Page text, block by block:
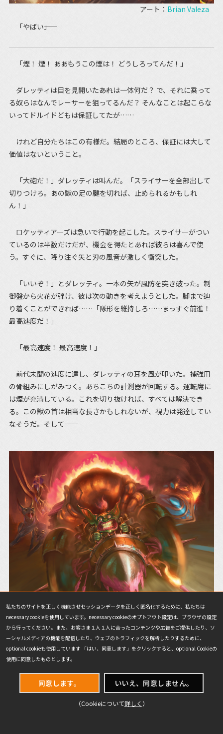
アート： Brian Valeza
「やばい――」
「煙！ 煙！ ああもうこの煙は！ どうしろってんだ！」
ダレッティは目を見開いた――あれは一体何だ？ で、それに乗って
る奴らはなんでレーサーを狙ってるんだ？ そんなことは起こらな
いってドルイドどもは保証してたが……
けれど自分たちはこの有様だ。結局のところ、保証には大して
価値はないということ。
「大砲だ！」ダレッティは叫んだ。「スライサーを全部出して
切りつけろ。あの獣の足の腱を切れば、止められるかもしれ
ん！」
ロケッティアーズは急いで行動を起こした。スライサーがつい
ているのは半数だけだが、機会を得たとあれば彼らは喜んで使
う。すぐに、降り注ぐ矢と刃の風音が激しく衝突した。
「いいぞ！」とダレッティ。一本の矢が風防を突き破った。制
御盤から火花が弾け、彼は次の動きを考えようとした。脚まで辿
り着くことができれば……「隊形を維持しろ……まっすぐ前進！
最高速度だ！」
「最高速度！ 最高速度！」
前代未聞の速度に達し、ダレッティの耳を風が叩いた。補強用
の骨組みにしがみつく。あちこちの計測器が回転する。運転席に
は煙が充満している。これを切り抜ければ、すべては解決でき
る。この獣の首は相当な長さかもしれないが、視力は発達してい
なそうだ。そして――
アート：Anthony Devine
そして彼はひっくり返った。車そのものがひっくり返った。
「何だあ！？」
すぐに、このありえない状況に対する答えが明らかになった。
ダレッティは最大の生き物については計算していたが、隠れて待
ち伏せしている小さな生き物については考慮していなかった。突
私たちのサイトを正しく機能させセッションデータを正しく匿名化するために、私たちは
necessary cookieを使用しています。necessary cookieのオプトアウト設定は、ブラウザの設定
から行ってください。また、お客さま１人１人に合ったコンテンツや広告をご提供したり、ソ
ーシャルメディアの機能を配信したり、ウェブのトラフィックを解析したりするために、
optional cookieも使用しています 「はい、同意します」をクリックすると、optional Cookieの
使用に同意したものとします。
同意します。 いいえ、同意しません。
（Cookieについて詳しく ）